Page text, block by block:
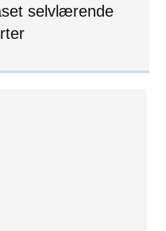
selvlærende